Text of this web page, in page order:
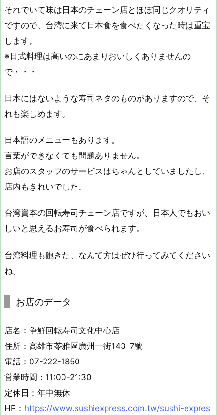
それでいて味は日本のチェーン店とほぼ同じクオリティ
ですので、台湾に来て日本食を食べたくなった時は重宝
します。
※日式料理は高いのにあまりおいしくありませんの
で・・・
日本にはないような寿司ネタのものがありますので、そ
れも楽しめます。
日本語のメニューもあります。
言葉ができなくても問題ありません。
お店のスタッフのサービスはちゃんとしていましたし、
店内もきれいでした。
台湾資本の回転寿司チェーン店ですが、日本人でもおい
しいと思えるお寿司が食べられます。
台湾料理も飽きた、なんて方はぜひ行ってみてください
ね。
お店のデータ
店名：争鮮回転寿司文化中心店
住所：高雄市苓雅區廣州一街143-7號
電話：07-222-1850
営業時間：11:00-21:30
定休日：年中無休
HP： https://www.sushiexpress.com.tw/sushi-expres